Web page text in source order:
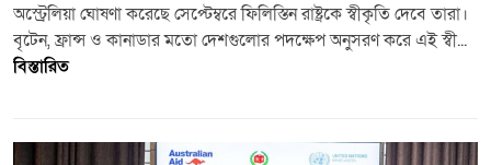
অস্ট্রেলিয়া ঘোষণা করেছে সেপ্টেম্বরে ফিলিস্তিন রাষ্ট্রকে স্বীকৃতি দেবে তারা।
বৃটেন, ফ্রান্স ও কানাডার মতো দেশগুলোর পদক্ষেপ অনুসরণ করে এই স্বী...
বিস্তারিত